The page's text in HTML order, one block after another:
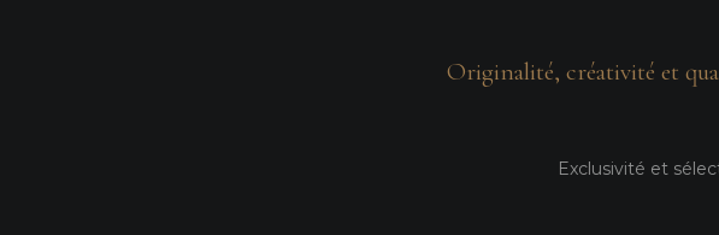
Originalité, créativité et
Exclusivité et